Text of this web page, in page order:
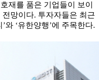
재를 품은 기업들이 보이
망이다. 투자자들은 최근
와 ‘유한양행’에 주목한다.